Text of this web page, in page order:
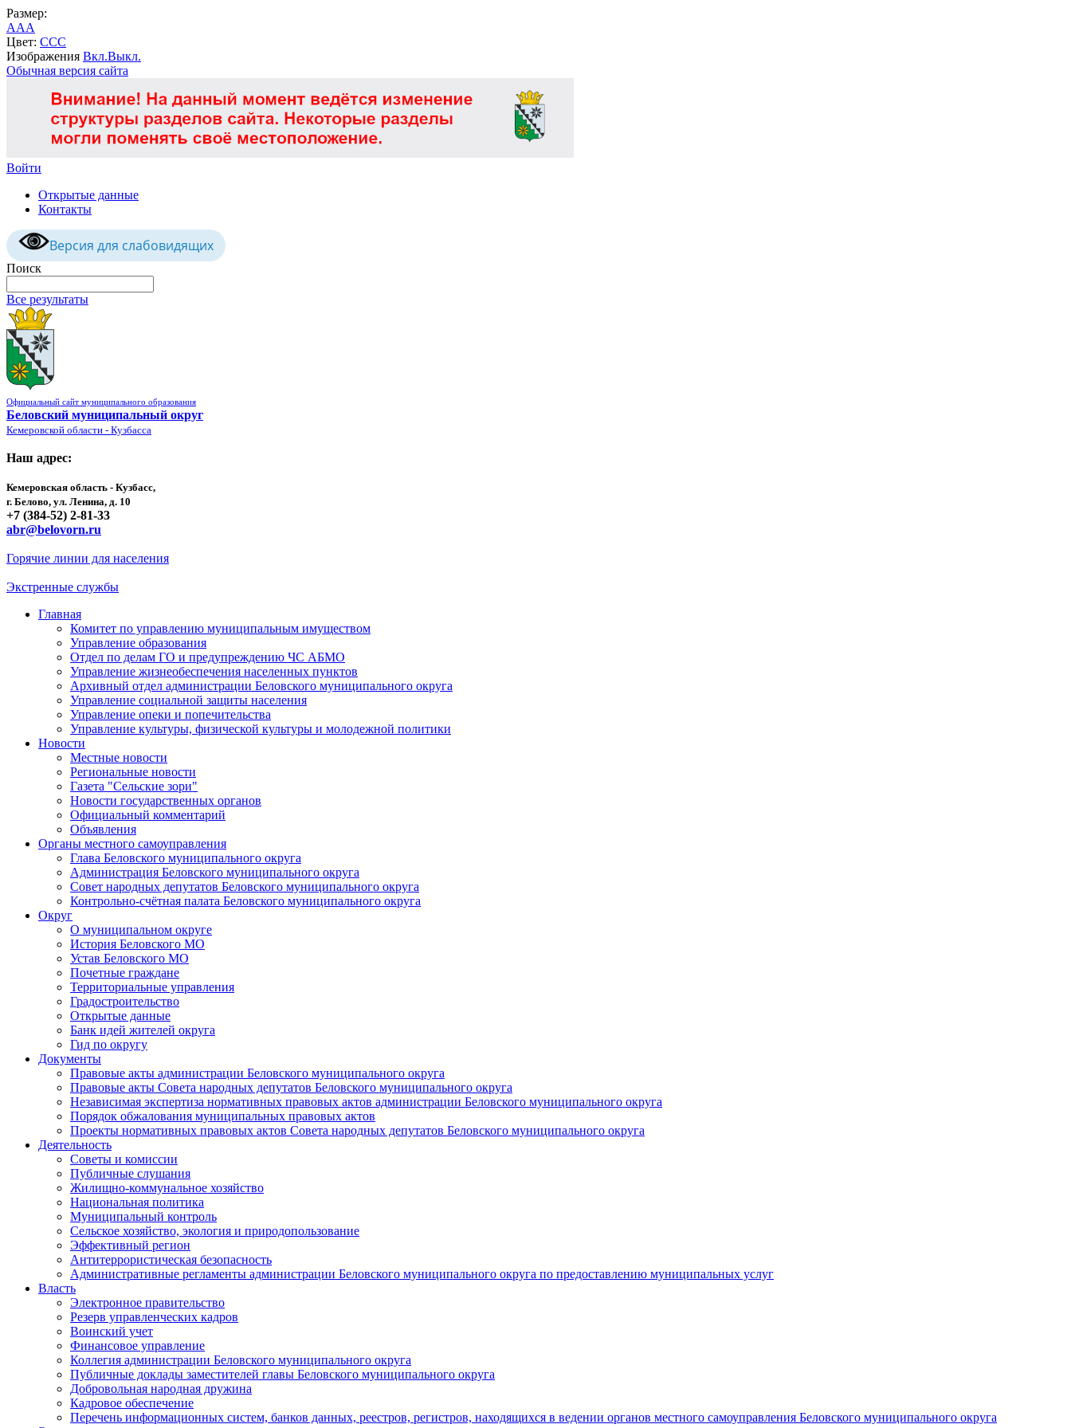
Размер:
AAA
Цвет: CCC
Изображения Вкл.Выкл.
Обычная версия сайта
Войти
Открытые данные
Контакты
Версия для слабовидящих
Поиск
Все результаты
Официальный сайт муниципального образования
Беловский муниципальный округ
Кемеровской области - Кузбасса
Наш адрес:
Кемеровская область - Кузбасс,
г. Белово, ул. Ленина, д. 10
+7 (384-52) 2-81-33
abr@belovorn.ru
Горячие линии для населения
Экстренные службы
Главная
Комитет по управлению муниципальным имуществом
Управление образования
Отдел по делам ГО и предупреждению ЧС АБМО
Управление жизнеобеспечения населенных пунктов
Архивный отдел администрации Беловского муниципального округа
Управление социальной защиты населения
Управление опеки и попечительства
Управление культуры, физической культуры и молодежной политики
Новости
Местные новости
Региональные новости
Газета "Сельские зори"
Новости государственных органов
Официальный комментарий
Объявления
Органы местного самоуправления
Глава Беловского муниципального округа
Администрация Беловского муниципального округа
Совет народных депутатов Беловского муниципального округа
Контрольно-счётная палата Беловского муниципального округа
Округ
О муниципальном округе
История Беловского МО
Устав Беловского МО
Почетные граждане
Территориальные управления
Градостроительство
Открытые данные
Банк идей жителей округа
Гид по округу
Документы
Правовые акты администрации Беловского муниципального округа
Правовые акты Совета народных депутатов Беловского муниципального округа
Независимая экспертиза нормативных правовых актов администрации Беловского муниципального округа
Порядок обжалования муниципальных правовых актов
Проекты нормативных правовых актов Совета народных депутатов Беловского муниципального округа
Деятельность
Советы и комиссии
Публичные слушания
Жилищно-коммунальное хозяйство
Национальная политика
Муниципальный контроль
Сельское хозяйство, экология и природопользование
Эффективный регион
Антитеррористическая безопасность
Административные регламенты администрации Беловского муниципального округа по предоставлению муниципальных услуг
Власть
Электронное правительство
Резерв управленческих кадров
Воинский учет
Финансовое управление
Коллегия администрации Беловского муниципального округа
Публичные доклады заместителей главы Беловского муниципального округа
Добровольная народная дружина
Кадровое обеспечение
Перечень информационных систем, банков данных, реестров, регистров, находящихся в ведении органов местного самоуправления Беловского муниципального округа